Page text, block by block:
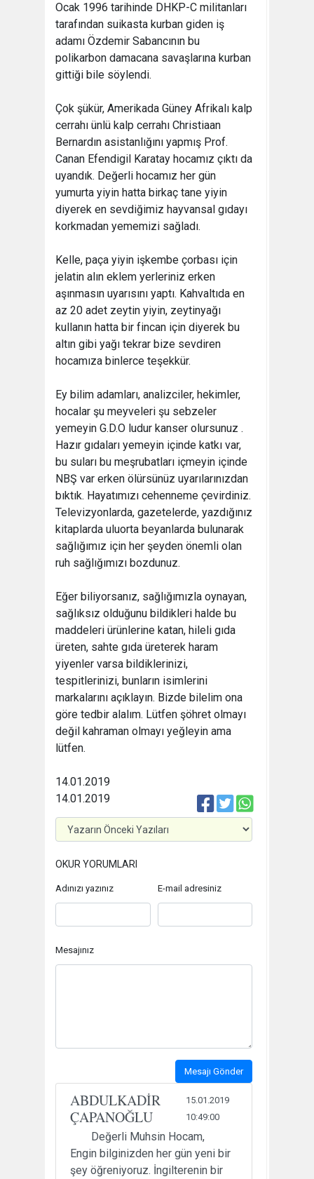
Ocak 1996 tarihinde DHKP-C militanları
tarafından suikasta kurban giden iş
adamı Özdemir Sabancının bu
polikarbon damacana savaşlarına kurban
gittiği bile söylendi.
Çok şükür, Amerikada Güney Afrikalı kalp
cerrahı ünlü kalp cerrahı Christiaan
Bernardın asistanlığını yapmış Prof.
Canan Efendigil Karatay hocamız çıktı da
uyandık. Değerli hocamız her gün
yumurta yiyin hatta birkaç tane yiyin
diyerek en sevdiğimiz hayvansal gıdayı
korkmadan yememizi sağladı.
Kelle, paça yiyin işkembe çorbası için
jelatin alın eklem yerleriniz erken
aşınmasın uyarısını yaptı. Kahvaltıda en
az 20 adet zeytin yiyin, zeytinyağı
kullanın hatta bir fincan için diyerek bu
altın gibi yağı tekrar bize sevdiren
hocamıza binlerce teşekkür.
Ey bilim adamları, analizciler, hekimler,
hocalar şu meyveleri şu sebzeler
yemeyin G.D.O ludur kanser olursunuz .
Hazır gıdaları yemeyin içinde katkı var,
bu suları bu meşrubatları içmeyin içinde
NBŞ var erken ölürsünüz uyarılarınızdan
bıktık. Hayatımızı cehenneme çevirdiniz.
Televizyonlarda, gazetelerde, yazdığınız
kitaplarda uluorta beyanlarda bulunarak
sağlığımız için her şeyden önemli olan
ruh sağlığımızı bozdunuz.
Eğer biliyorsanız, sağlığımızla oynayan,
sağlıksız olduğunu bildikleri halde bu
maddeleri ürünlerine katan, hileli gıda
üreten, sahte gıda üreterek haram
yiyenler varsa bildiklerinizi,
tespitlerinizi, bunların isimlerini
markalarını açıklayın. Bizde bilelim ona
göre tedbir alalım. Lütfen şöhret olmayı
değil kahraman olmayı yeğleyin ama
lütfen.
14.01.2019
14.01.2019
OKUR YORUMLARI
Adınızı yazınız E-mail adresiniz
Mesajınız
Mesajı Gönder
ABDULKADİR
ÇAPANOĞLU
15.01.2019
10:49:00
Değerli Muhsin Hocam,
Engin bilginizden her gün yeni bir
şey öğreniyoruz. İngilterenin bir